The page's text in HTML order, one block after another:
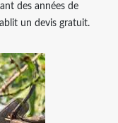
des années de
un devis gratuit.